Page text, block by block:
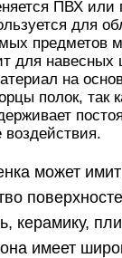
ПВХ или
для
предметов
для
на
полок, так
воздействия.
может
керамику,
имеет